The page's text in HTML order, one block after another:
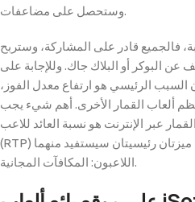
وستحصل على مضاعفات.
فالجميع قادر على المشاركة، وستربح
عن البوكر أو البلاك جاك. وللإجابة على
السبب الرئيسي هو ارتفاع معدل الفوز،
ألعاب القمار الأخرى. أهم شيء يجب
عبر الإنترنت هو نسبة العائد للاعب
(RTP) التي يقدمها المزوّد الجديد. هناك ميزتان رئيسيتان سيستفيد منهما
اللاعبون: المكافآت المجانية.